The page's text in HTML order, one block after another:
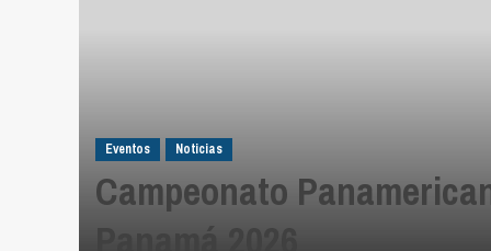
Eventos Noticias
Campeonato
Panamá 2026